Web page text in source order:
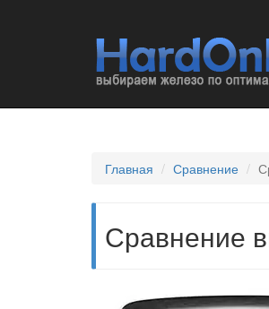
Главная Сравнение
Сравнение